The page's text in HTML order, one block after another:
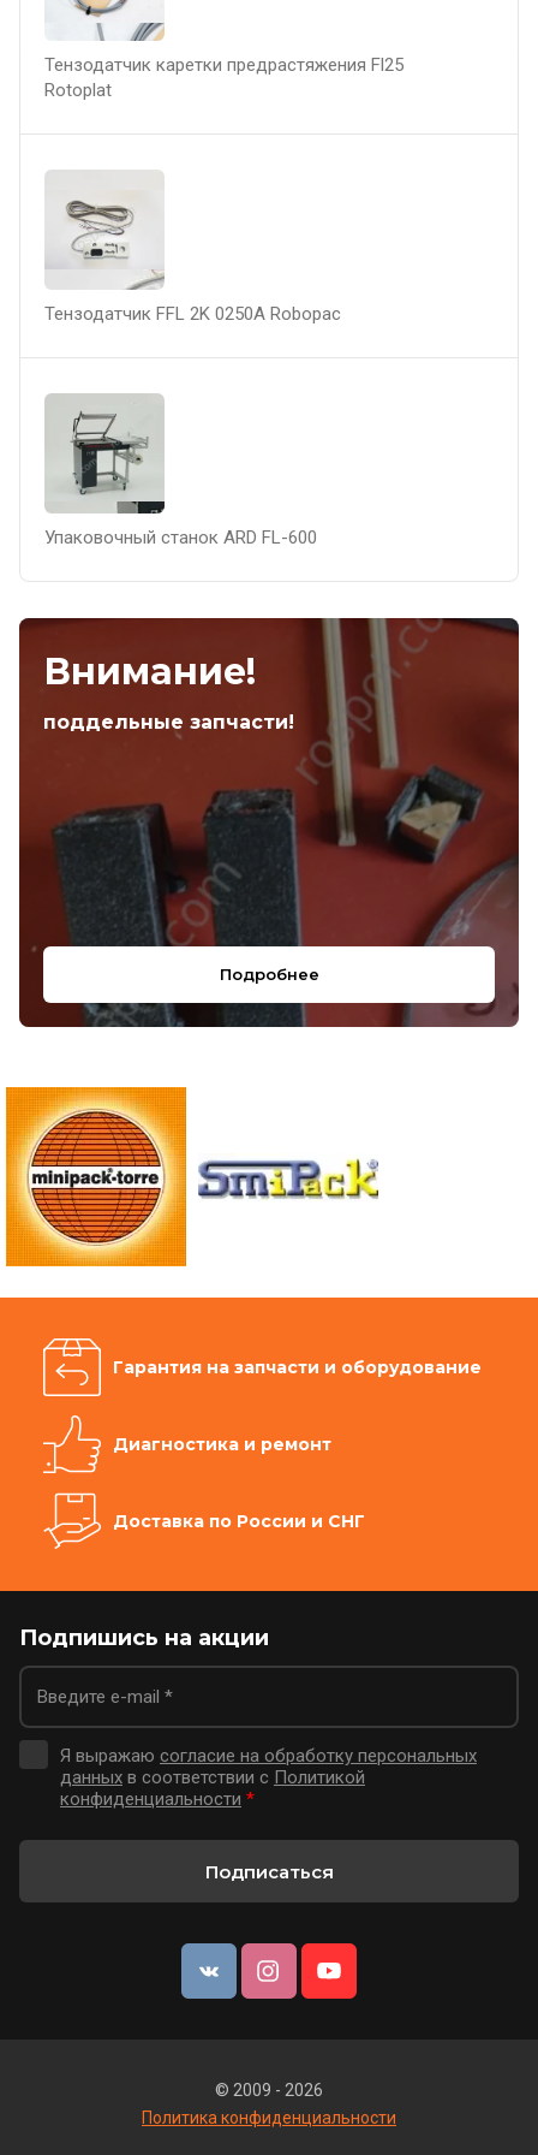
Тензодатчик каретки предрастяжения Fl25
Rotoplat
Тензодатчик FFL 2K 0250A Robopac
Упаковочный станок ARD FL-600
Внимание!
поддельные запчасти!
Подробнее
Гарантия на запчасти и оборудование
Диагностика и ремонт
Доставка по России и СНГ
Подпишись на акции
Я выражаю согласие на обработку персональных
данных в соответствии с Политикой
конфиденциальности *
Подписаться
© 2009 - 2026
Политика конфиденциальности